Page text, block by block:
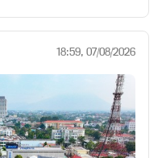
18:59, 07/08/2026